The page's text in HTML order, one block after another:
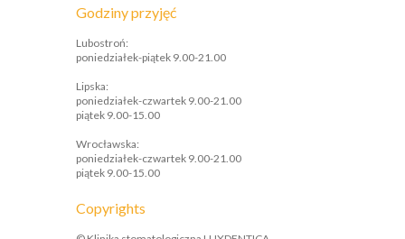
Godziny przyjęć
Lubostroń:
poniedziałek-piątek 9.00-21.00
Lipska:
poniedziałek-czwartek 9.00-21.00
piątek 9.00-15.00
Wrocławska:
poniedziałek-czwartek 9.00-21.00
piątek 9.00-15.00
Copyrights